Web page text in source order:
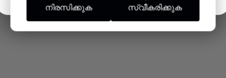
നിരസിക്കുക
സ്വീകരിക്കുക